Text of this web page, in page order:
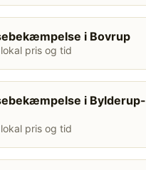
i Bovrup
pris og tid
i Bylderup-
pris og tid